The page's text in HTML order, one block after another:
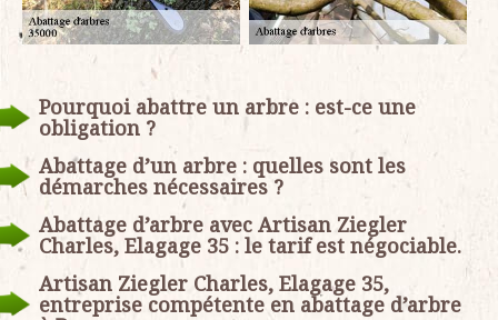
Pourquoi abattre un arbre : est-ce une
obligation ?
Abattage d’un arbre : quelles sont les
démarches nécessaires ?
Abattage d’arbre avec Artisan Ziegler
Charles, Elagage 35 : le tarif est négociable.
Artisan Ziegler Charles, Elagage 35,
entreprise compétente en abattage d’arbre